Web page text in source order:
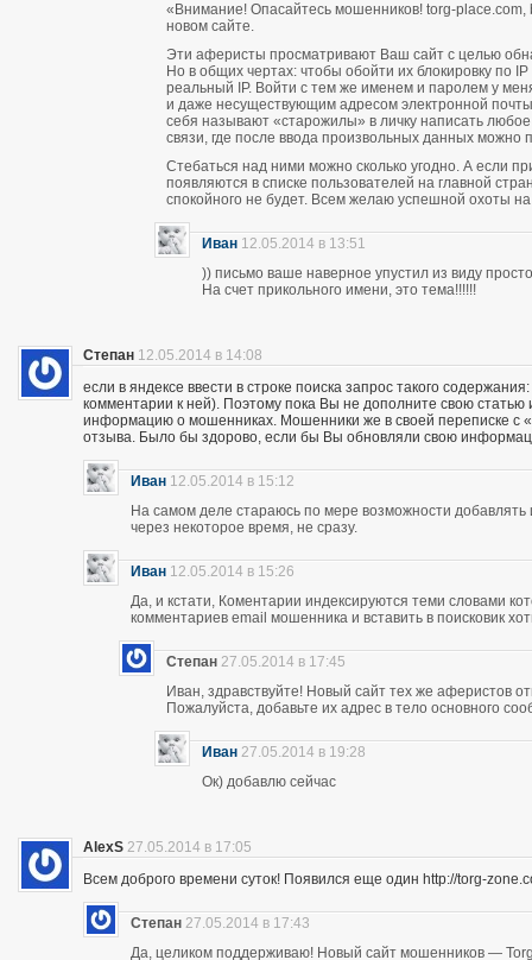
«Внимание! Опасайтесь мошенников! torg-place.com,
новом сайте.
Эти аферисты просматривают Ваш сайт с целью
Но в общих чертах: чтобы обойти их блокировку по
реальный IP. Войти с тем же именем и паролем у
и даже несуществующим адресом электронной
себя называют «старожилы» в личку написать
связи, где после ввода произвольных данных можно
Стебаться над ними можно сколько угодно. А если
появляются в списке пользователей на главной
спокойного не будет. Всем желаю успешной охоты
Иван 12.05.2014 в 13:51
)) письмо ваше наверное упустил из виду
На счет прикольного имени, это тема!!!!!!
Степан 12.05.2014 в 14:08
если в яндексе ввести в строке поиска запрос такого
комментарии к ней). Поэтому пока Вы не дополните свою
информацию о мошенниках. Мошенники же в своей переписке с
отзыва. Было бы здорово, если бы Вы обновляли свою
Иван 12.05.2014 в 15:12
На самом деле стараюсь по мере возможности
через некоторое время, не сразу.
Иван 12.05.2014 в 15:26
Да, и кстати, Коментарии индексируются теми словами
комментариев email мошенника и вставить в поисковик
Степан 27.05.2014 в 17:45
Иван, здравствуйте! Новый сайт тех же аферистов
Пожалуйста, добавьте их адрес в тело основного
Иван 27.05.2014 в 19:28
Ок) добавлю сейчас
AlexS 27.05.2014 в 17:05
Всем доброго времени суток! Появился еще один http://torg-
Степан 27.05.2014 в 17:43
Да, целиком поддерживаю! Новый сайт мошенников —